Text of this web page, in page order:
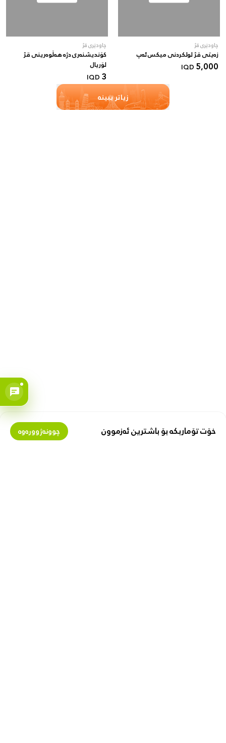
چاودێری قژ
زەیتی قژ لولکردنی میکس ئەپ
5,000
IQD
چاودێری قژ
کۆندیشنەری دژە هەڵوەرینی قژ
لۆریال
3
IQD
زیاتر ببینە
خۆت تۆماربکە بۆ باشترین ئەزموون چوونەژوورەوە